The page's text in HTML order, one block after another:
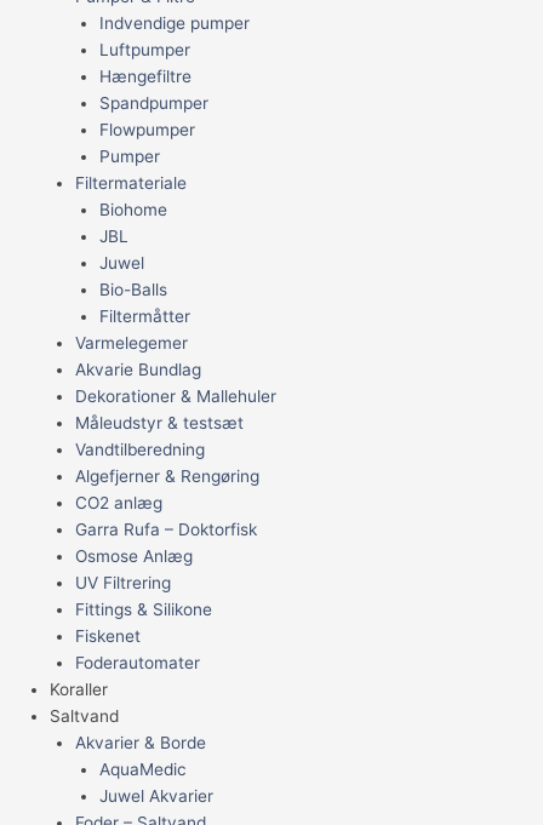
Indvendige pumper
Luftpumper
Hængefiltre
Spandpumper
Flowpumper
Pumper
Filtermateriale
Biohome
JBL
Juwel
Bio-Balls
Filtermåtter
Varmelegemer
Akvarie Bundlag
Dekorationer & Mallehuler
Måleudstyr & testsæt
Vandtilberedning
Algefjerner & Rengøring
CO2 anlæg
Garra Rufa – Doktorfisk
Osmose Anlæg
UV Filtrering
Fittings & Silikone
Fiskenet
Foderautomater
Koraller
Saltvand
Akvarier & Borde
AquaMedic
Juwel Akvarier